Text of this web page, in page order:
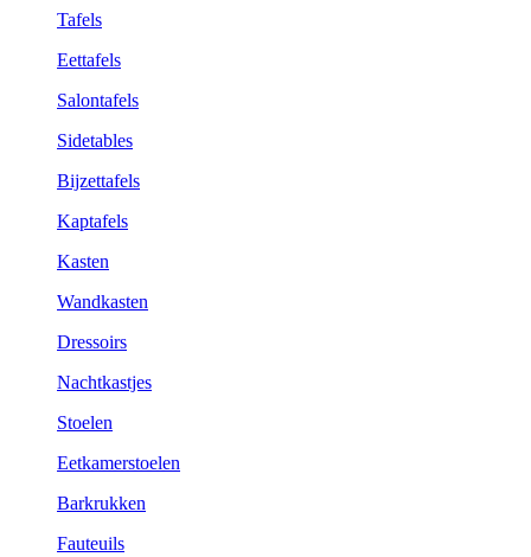
Tafels
Eettafels
Salontafels
Sidetables
Bijzettafels
Kaptafels
Kasten
Wandkasten
Dressoirs
Nachtkastjes
Stoelen
Eetkamerstoelen
Barkrukken
Fauteuils